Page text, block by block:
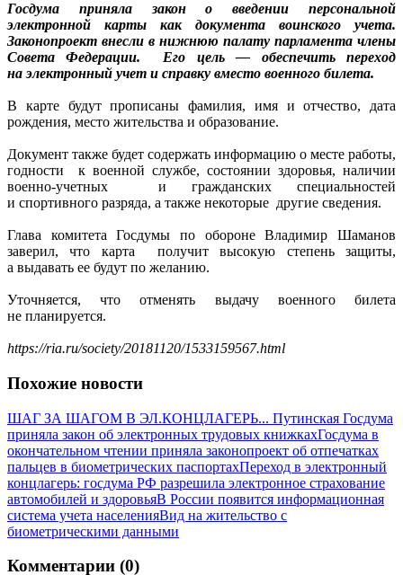
Госдума приняла закон о введении персональной
электронной карты как документа воинского учета.
Законопроект внесли в нижнюю палату парламента члены
Совета Федерации. Его цель — обеспечить переход
на электронный учет и справку вместо военного билета.
В карте будут прописаны фамилия, имя и отчество, дата
рождения, место жительства и образование.
Документ также будет содержать информацию о месте работы,
годности к военной службе, состоянии здоровья, наличии
военно-учетных и гражданских специальностей
и спортивного разряда, а также некоторые другие сведения.
Глава комитета Госдумы по обороне Владимир Шаманов
заверил, что карта получит высокую степень защиты,
а выдавать ее будут по желанию.
Уточняется, что отменять выдачу военного билета
не планируется.
https://ria.ru/society/20181120/1533159567.html
Похожие новости
ШАГ ЗА ШАГОМ В ЭЛ.КОНЦЛАГЕРЬ... Путинская Госдума
приняла закон об электронных трудовых книжкахГосдума в
окончательном чтении приняла законопроект об отпечатках
пальцев в биометрических паспортахПереход в электронный
концлагерь: госдума РФ разрешила электронное страхование
автомобилей и здоровьяВ России появится информационная
система учета населенияВид на жительство с
биометрическими данными
Комментарии (0)